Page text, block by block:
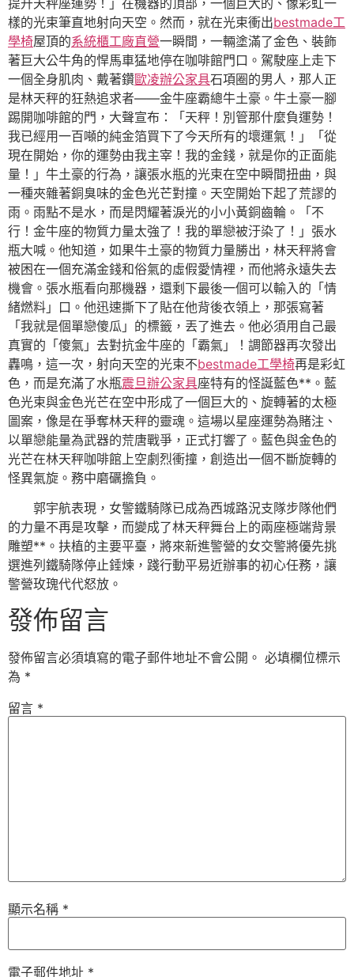
樣的光束筆直地射向天空。然而，就在光束衝出bestmade工
學椅屋頂的系統櫃工廠直營一瞬間，一輛塗滿了金色、裝飾
著巨大公牛角的悍馬車猛地停在咖啡館門口。駕駛座上走下
一個全身肌肉、戴著鑽歐凌辦公家具石項圈的男人，那人正
是林天秤的狂熱追求者——金牛座霸總牛土豪。牛土豪一腳
踢開咖啡館的門，大聲宣布：「天秤！別管那什麼負運勢！
我已經用一百噸的純金箔買下了今天所有的壞運氣！」「從
現在開始，你的運勢由我主宰！我的金錢，就是你的正面能
量！」牛土豪的行為，讓張水瓶的光束在空中瞬間扭曲，與
一種夾雜著銅臭味的金色光芒對撞。天空開始下起了荒謬的
雨。雨點不是水，而是閃耀著淚光的小小黃銅齒輪。「不
行！金牛座的物質力量太強了！我的單戀被汙染了！」張水
瓶大喊。他知道，如果牛土豪的物質力量勝出，林天秤將會
被困在一個充滿金錢和俗氣的虛假愛情裡，而他將永遠失去
機會。張水瓶看向那機器，還剩下最後一個可以輸入的「情
緒燃料」口。他迅速撕下了貼在他背後衣領上，那張寫著
「我就是個單戀傻瓜」的標籤，丟了進去。他必須用自己最
真實的「傻氣」去對抗金牛座的「霸氣」！調節器再次發出
轟鳴，這一次，射向天空的光束不bestmade工學椅再是彩虹
色，而是充滿了水瓶震旦辦公家具座特有的怪誕藍色**。藍
色光束與金色光芒在空中形成了一個巨大的、旋轉著的太極
圖案，像是在爭奪林天秤的靈魂。這場以星座運勢為賭注、
以單戀能量為武器的荒唐戰爭，正式打響了。藍色與金色的
光芒在林天秤咖啡館上空劇烈衝撞，創造出一個不斷旋轉的
怪異氣旋。務中磨礪擔負。
郭宇航表現，女警鐵騎隊已成為西城路況支隊步隊他們
的力量不再是攻擊，而變成了林天秤舞台上的兩座極端背景
雕塑**。扶植的主要平臺，將來新進警營的女交警將優先挑
選進列鐵騎隊停止錘煉，踐行動平易近辦事的初心任務，讓
警營玫瑰代代怒放。
發佈留言
發佈留言必須填寫的電子郵件地址不會公開。 必填欄位標示
為 *
留言 *
顯示名稱 *
電子郵件地址 *